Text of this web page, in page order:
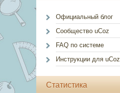
Официальный блог
Сообщество uCoz
FAQ по системе
Инструкции для uCoz
Статистика